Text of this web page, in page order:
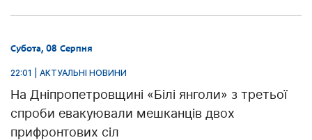
Субота, 08 Серпня
22:01 | АКТУАЛЬНІ НОВИНИ
На Дніпропетровщині «Білі янголи» з третьої
спроби евакуювали мешканців двох
прифронтових сіл